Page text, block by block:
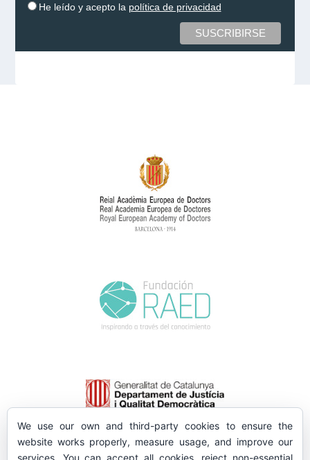
He leído y acepto la política de privacidad
We use our own and third-party cookies to ensure the
website works properly, measure usage, and improve our
services. You can accept all cookies, reject non-essential